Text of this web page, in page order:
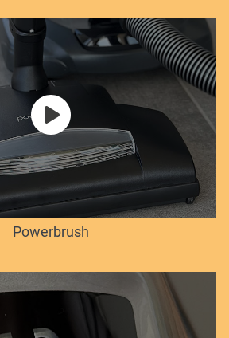
Powerbrush